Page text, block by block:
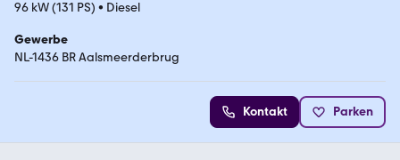
96 kW (131 PS) • Diesel
Gewerbe
NL-1436 BR Aalsmeerderbrug
Kontakt Parken